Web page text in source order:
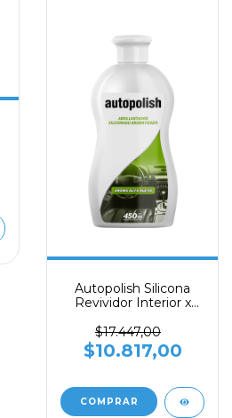
Autopolish Silicona
Revividor Interior x
$17.447,00
$10.817,00